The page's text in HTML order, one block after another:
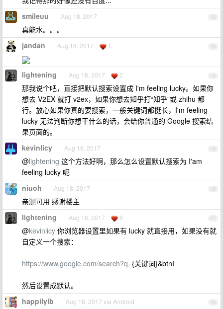
12
smileuu Aug 18, 2017
真能水。。。
13
jandan Aug 18, 2017 1
14
lightening Aug 18, 2017 2
那我说个吧，直接把默认搜索设置成 I'm feeling lucky。如果你
想去 V2EX 就打 v2ex，如果你想去知乎打“知乎”或 zhihu 都
行。放心如果你真的要搜索，一般关键词都挺长，I'm feeling
lucky 无法判断你想干什么的话，会给你普通的 Google 搜索结
果页面的。
15
kevinlicy Aug 18, 2017
@lightening 这个方法好啊，那么怎么设置默认搜索为 I'am
feeling lucky 呢
16
niuoh Aug 18, 2017
亲测可用 感谢楼主
17
lightening Aug 18, 2017 9
@kevinlicy 你浏览器设置里如果有 lucky 就直接用，如果没有就
自定义一个搜索：
https://www.google.com/search?q={关键词}&btnI
然后设置成默认。
18
happilylb Aug 18, 2017 via Android